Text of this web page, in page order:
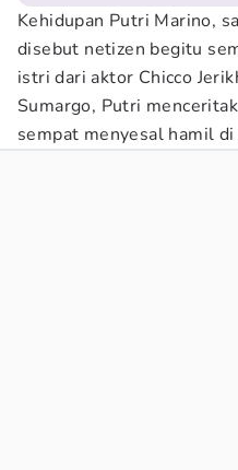
Kehidupan Putri Marino,
disebut netizen begitu
istri dari aktor Chicco
Sumargo, Putri
sempat menyesal hamil di